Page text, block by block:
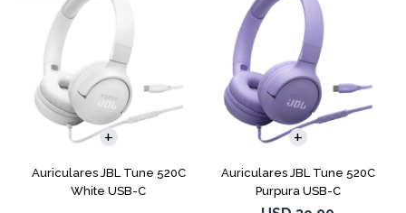
Auriculares JBL Tune 520C
White USB-C
Auriculares JBL Tune 520C
Purpura USB-C